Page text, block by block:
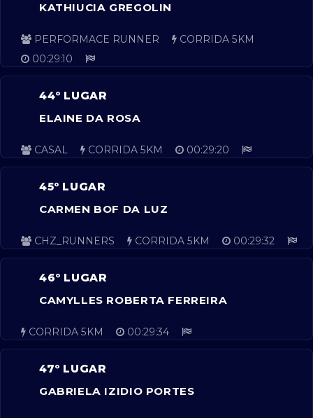
KATHIUCIA GREGOLIN
PERFORMACE RUNNER
CORRIDA 5KM
00:29:10
44º LUGAR
ELAINE DA ROSA
CASAL CORRIDA 5KM 00:29:20
45º LUGAR
CARMEN BOF DA LUZ
CHZ_RUNNERS CORRIDA 5KM 00:29:32
46º LUGAR
CAMYLLES ROBERTA FERREIRA
CORRIDA 5KM 00:29:34
47º LUGAR
GABRIELA IZIDIO PORTES